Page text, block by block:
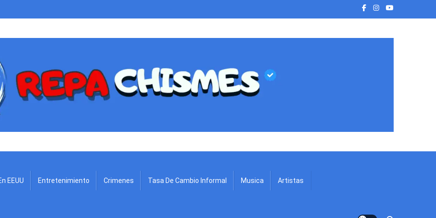
EEUU Entretenimiento Crimenes Tasa De Cambio Informal Musica Artistas